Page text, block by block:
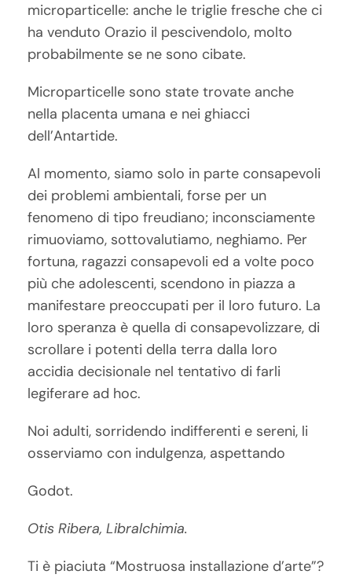
microparticelle: anche le triglie fresche che ci
ha venduto Orazio il pescivendolo, molto
probabilmente se ne sono cibate.
Microparticelle sono state trovate anche
nella placenta umana e nei ghiacci
dell’Antartide.
Al momento, siamo solo in parte consapevoli
dei problemi ambientali, forse per un
fenomeno di tipo freudiano; inconsciamente
rimuoviamo, sottovalutiamo, neghiamo. Per
fortuna, ragazzi consapevoli ed a volte poco
più che adolescenti, scendono in piazza a
manifestare preoccupati per il loro futuro. La
loro speranza è quella di consapevolizzare, di
scrollare i potenti della terra dalla loro
accidia decisionale nel tentativo di farli
legiferare ad hoc.
Noi adulti, sorridendo indifferenti e sereni, li
osserviamo con indulgenza, aspettando
Godot.
Otis Ribera, Libralchimia.
Ti è piaciuta “Mostruosa installazione d’arte”?